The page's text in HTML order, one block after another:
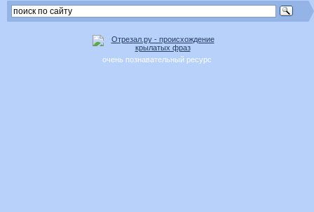
очень познавательный ресурс